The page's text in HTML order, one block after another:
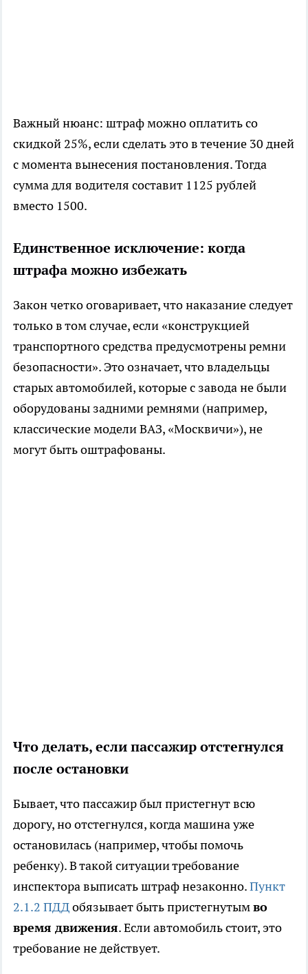
Важный нюанс: штраф можно оплатить со
скидкой 25%, если сделать это в течение 30 дней
с момента вынесения постановления. Тогда
сумма для водителя составит 1125 рублей
вместо 1500.
Единственное исключение: когда
штрафа можно избежать
Закон четко оговаривает, что наказание следует
только в том случае, если «конструкцией
транспортного средства предусмотрены ремни
безопасности». Это означает, что владельцы
старых автомобилей, которые с завода не были
оборудованы задними ремнями (например,
классические модели ВАЗ, «Москвичи»), не
могут быть оштрафованы.
Что делать, если пассажир отстегнулся
после остановки
Бывает, что пассажир был пристегнут всю
дорогу, но отстегнулся, когда машина уже
остановилась (например, чтобы помочь
ребенку). В такой ситуации требование
инспектора выписать штраф незаконно.Пункт
2.1.2 ПДДобязывает быть пристегнутымво
время движения. Если автомобиль стоит, это
требование не действует.